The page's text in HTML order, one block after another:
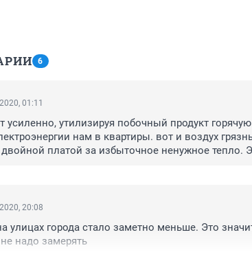
6
01:11
усиленно, утилизируя побочный продукт
нам в квартиры. вот и воздух
платой за избыточное ненужное тепло.
20:08
улицах города стало заметно меньше. Это
надо замерять